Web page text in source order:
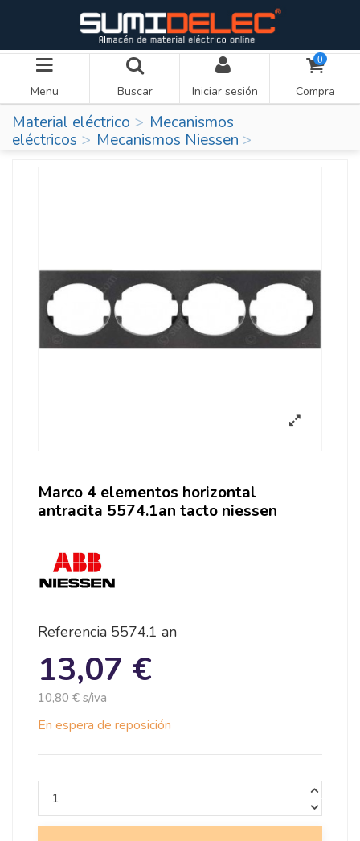
Menu Buscar Iniciar sesión
0
Compra
Material eléctrico
Mecanismos
eléctricos
Mecanismos Niessen
Marco 4 elementos horizontal
antracita 5574.1an tacto niessen
Referencia 5574.1 an
13,07 €
10,80 € s/iva
En espera de reposición